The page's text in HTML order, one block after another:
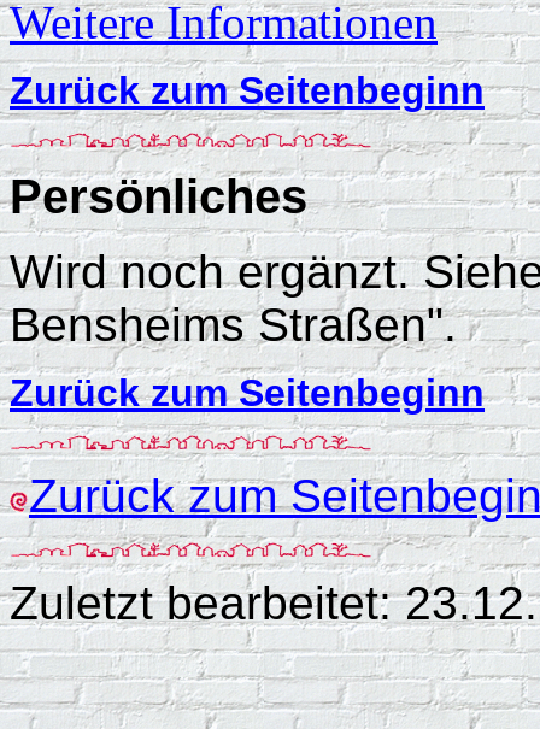
Weitere Informationen
Zurück zum Seitenbeginn
Persönliches
Wird noch ergänzt.
Bensheims Straßen".
Zurück zum Seitenbeginn
Zurück zum
Zuletzt bearbeitet: